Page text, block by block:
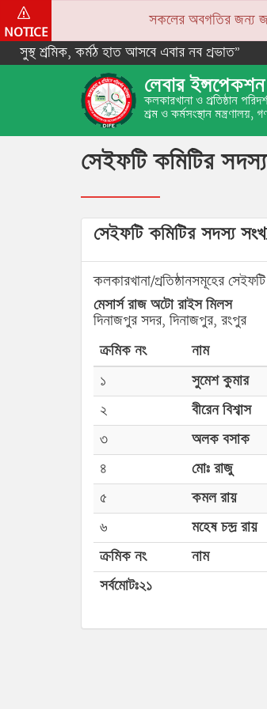
NOTICE
সকলের অবগতির জন্য
সুস্থ শ্রমিক, কর্মঠ হাত আসবে এবার নব প্রভাত”
লেবার ইন্সপেকশন
কলকারখানা ও প্রতিষ্ঠান
শ্রম ও কর্মসংস্থান মন্ত্রণালয়,
সেইফটি কমিটির
সেইফটি কমিটির সদস্য
কলকারখানা/প্রতিষ্ঠানসমূহের
মেসার্স রাজ অটো রাইস মিলস
দিনাজপুর সদর, দিনাজপুর, রংপুর
ক্রমিক নং
নাম
১
সুমেশ কুমার
২
বীরেন বিশ্বাস
৩
অলক বসাক
৪
মোঃ রাজু
৫
কমল রায়
৬
মহেষ চন্দ্র রায়
ক্রমিক নং
নাম
সর্বমোটঃ২১